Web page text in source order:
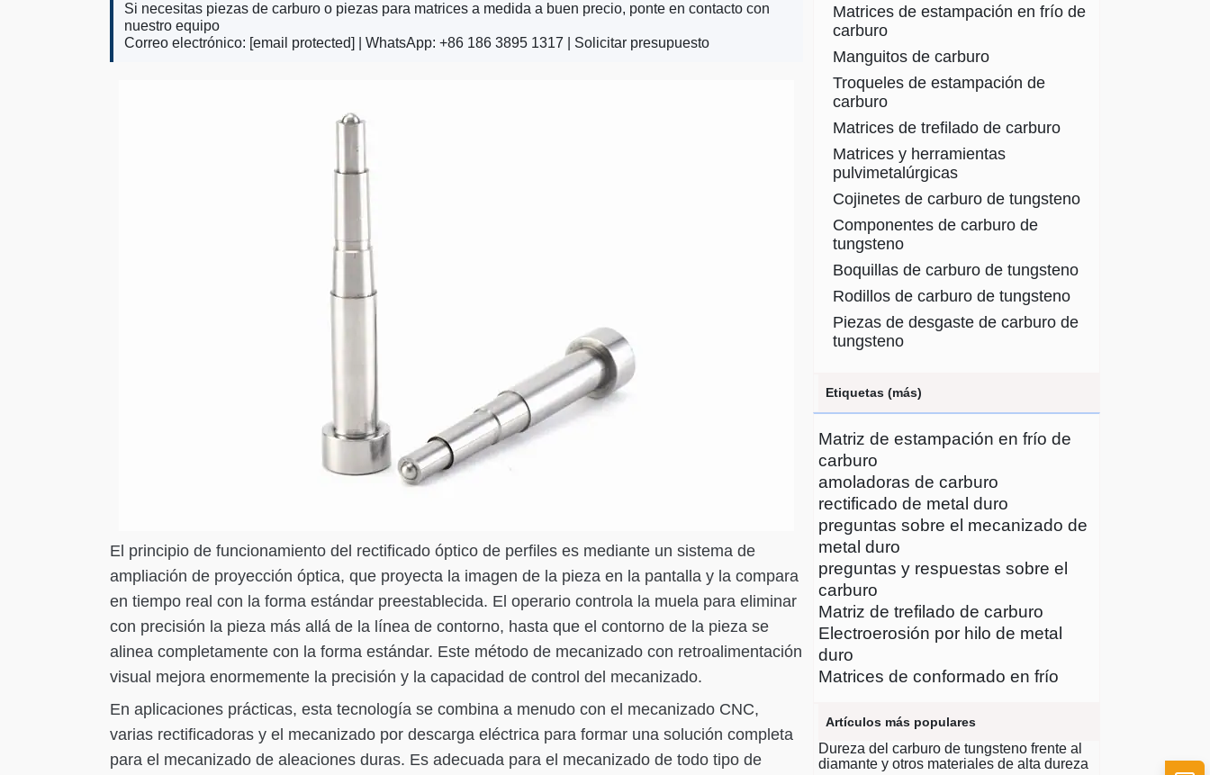
Si necesitas piezas de carburo o piezas para matrices a medida a buen precio, ponte en contacto con
nuestro equipo
Correo electrónico: [email protected] | WhatsApp: +86 186 3895 1317 | Solicitar presupuesto
El principio de funcionamiento del rectificado óptico de perfiles es mediante un sistema de
ampliación de proyección óptica, que proyecta la imagen de la pieza en la pantalla y la compara
en tiempo real con la forma estándar preestablecida. El operario controla la muela para eliminar
con precisión la pieza más allá de la línea de contorno, hasta que el contorno de la pieza se
alinea completamente con la forma estándar. Este método de mecanizado con retroalimentación
visual mejora enormemente la precisión y la capacidad de control del mecanizado.
En aplicaciones prácticas, esta tecnología se combina a menudo con el mecanizado CNC,
varias rectificadoras y el mecanizado por descarga eléctrica para formar una solución completa
para el mecanizado de aleaciones duras. Es adecuada para el mecanizado de todo tipo de
Matrices de estampación en frío de
carburo
Manguitos de carburo
Troqueles de estampación de
carburo
Matrices de trefilado de carburo
Matrices y herramientas
pulvimetalúrgicas
Cojinetes de carburo de tungsteno
Componentes de carburo de
tungsteno
Boquillas de carburo de tungsteno
Rodillos de carburo de tungsteno
Piezas de desgaste de carburo de
tungsteno
Etiquetas (más)
Matriz de estampación en frío de
carburo
amoladoras de carburo
rectificado de metal duro
preguntas sobre el mecanizado de
metal duro
preguntas y respuestas sobre el
carburo
Matriz de trefilado de carburo
Electroerosión por hilo de metal
duro
Matrices de conformado en frío
Artículos más populares
Dureza del carburo de tungsteno frente al
diamante y otros materiales de alta dureza